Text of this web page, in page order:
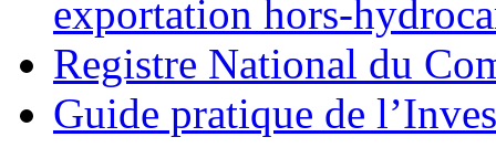
exportation hors-
Registre National du
Guide pratique de